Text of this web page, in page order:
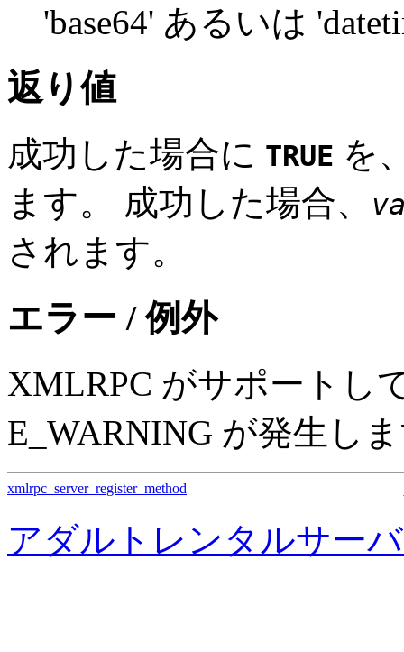
'base64' あるいは
返り値
成功した場合に TRUE を
ます。 成功した場合、
されます。
エラー / 例外
XMLRPC がサポートし
E_WARNING が発生し
xmlrpc_server_register_method
アダルトレンタルサー